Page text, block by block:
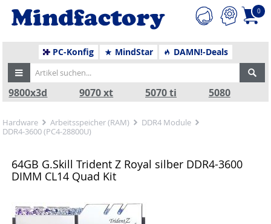
0
PC-Konfig MindStar DAMN!-Deals
9800x3d 9070 xt 5070 ti 5080
Hardware Arbeitsspeicher (RAM)
DDR4 Module
DDR4-3600 (PC4-28800U)
64GB G.Skill Trident Z Royal silber DDR4-3600
DIMM CL14 Quad Kit